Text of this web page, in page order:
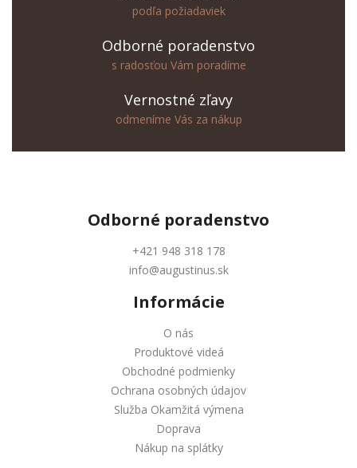
podľa požiadaviek
Odborné poradenstvo
s radosťou Vám poradíme
Vernostné zľavy
odmeníme Vás za nákup
Odborné poradenstvo
+421 948 318 178
info@augustinus.sk
Informácie
O nás
Produktové videá
Obchodné podmienky
Ochrana osobných údajov
Služba Okamžitá výmena
Doprava
Nákup na splátky